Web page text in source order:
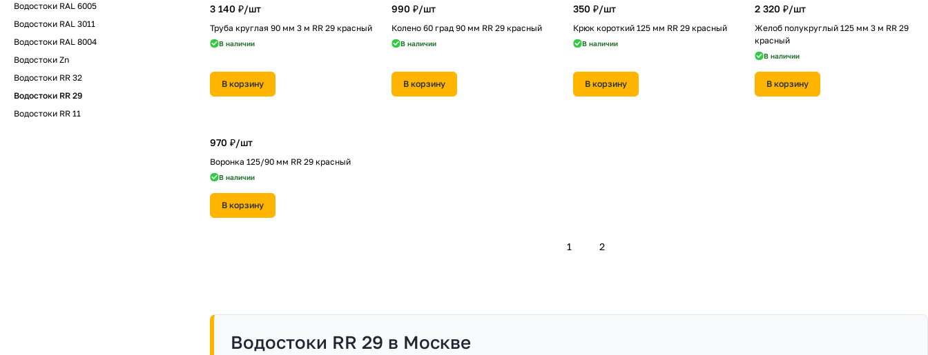
3 140 ₽/шт
Труба круглая 90 мм 3 м RR 29 красный
В наличии
В корзину
990 ₽/шт
Колено 60 град 90 мм RR 29 красный
В наличии
В корзину
350 ₽/шт
Крюк короткий 125 мм RR 29 красный
В наличии
В корзину
2 320 ₽/шт
Желоб полукруглый 125 мм 3 м RR 29
красный
В наличии
В корзину
970 ₽/шт
Воронка 125/90 мм RR 29 красный
В наличии
В корзину
1 2
Водостоки RR 29 в Москве
Водостоки RAL 6005
Водостоки RAL 3011
Водостоки RAL 8004
Водостоки Zn
Водостоки RR 32
Водостоки RR 29
Водостоки RR 11